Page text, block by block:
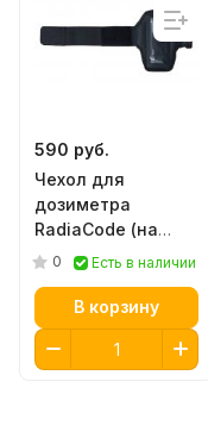
590 руб.
Чехол для
дозиметра
RadiaCode (на
ногу)
0 Есть в наличии
В корзину